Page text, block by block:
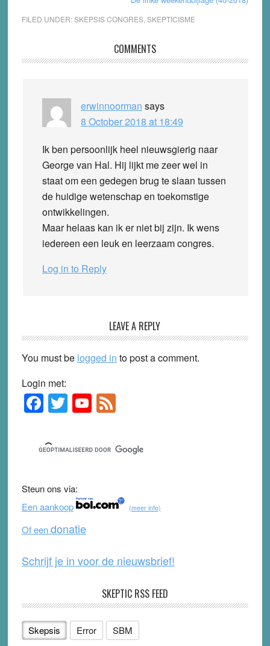
FILED UNDER:SKEPSIS CONGRES, SKEPTICISME
Interactions
COMMENTS
erwinnoorman says
8 October 2018 at 18:49
Ik ben persoonlijk heel nieuwsgierig naar
George van Hal. Hij lijkt me zeer wel in
staat om een gedegen brug te slaan tussen
de huidige wetenschap en toekomstige
ontwikkelingen.
Maar helaas kan ik er niet bij zijn. Ik wens
iedereen een leuk en leerzaam congres.
Log in to Reply
LEAVE A REPLY
You must be logged in to post a comment.
Login met:
Primary
Sidebar
F
a
c
e
b
o
o
k
T
wi
tt
er
Y
o
u
T
b
e
F
e
d
Steun ons via:
Een aankoop
(meer info)
Of eendonatie
Schrijf je in voor de nieuwsbrief!
SKEPTIC RSS FEED
Skepsis Error SBM